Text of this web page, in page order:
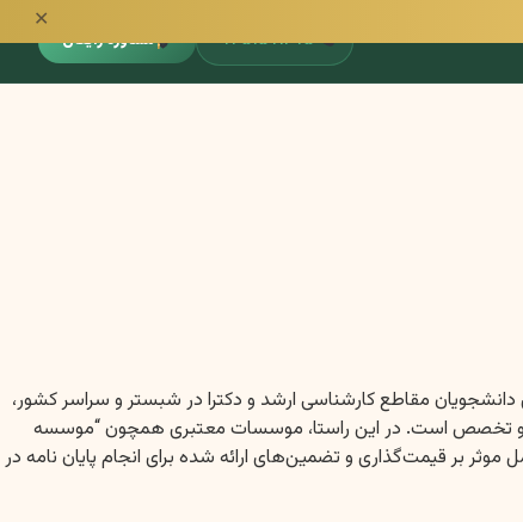
✕
۰۹۳۵۱۵۹۱۳۹۵ مشاوره رایگان
دانشجویان مقاطع کارشناسی ارشد و دکترا در شبستر و سراسر کشور،
و تخصص است. در این راستا، موسسات معتبری همچون “موسسه
بر قیمت‌گذاری و تضمین‌های ارائه شده برای انجام پایان نامه در